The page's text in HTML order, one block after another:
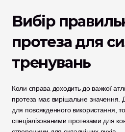
Вибір
протеза для
тренувань
Коли справа доходить до важкої
протеза має вирішальне значення.
для повсякденного використання,
спеціалізованими протезами для